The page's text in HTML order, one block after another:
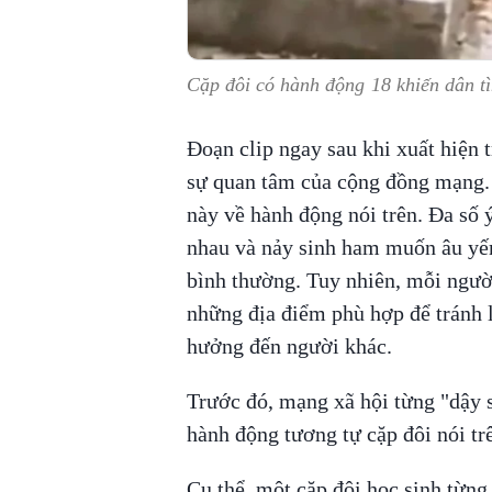
Cặp đôi có hành động 18 khiến dân
Đoạn clip ngay sau khi xuất hiện
sự quan tâm của cộng đồng
này về hành động nói trên. Đa số
nhau và nảy sinh ham muốn âu
bình thường. Tuy nhiên, mỗi
những địa điểm phù hợp để tránh
hưởng đến người khác.
Trước đó, mạng xã hội từng
hành động tương tự cặp đôi nói